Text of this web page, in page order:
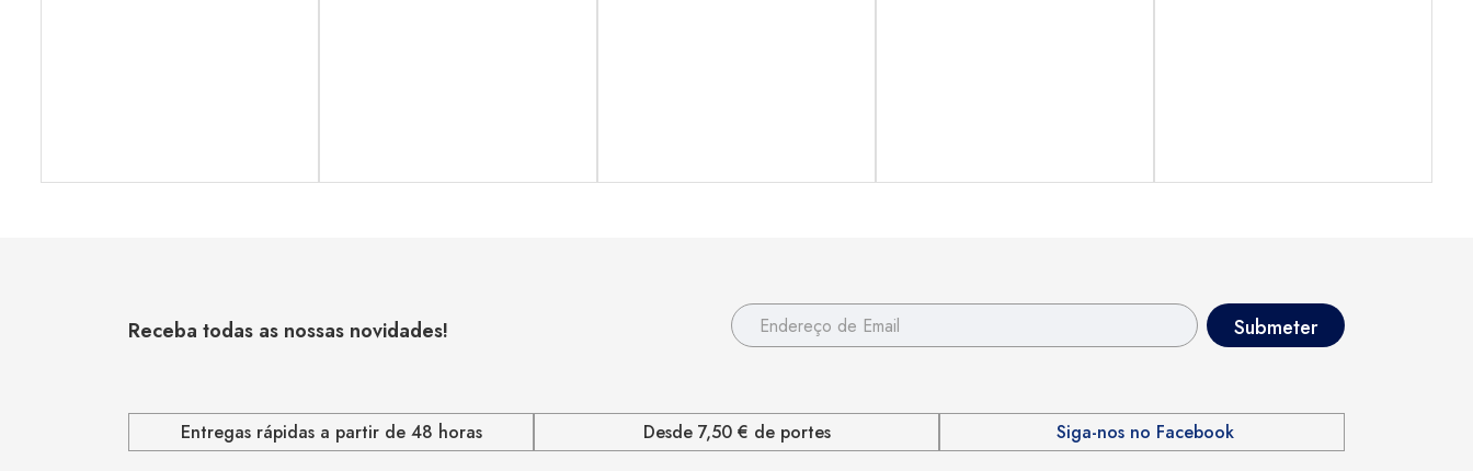
Receba todas as nossas novidades!
Entregas rápidas a partir de 48 horas Desde 7,50 € de portes Siga-nos no Facebook